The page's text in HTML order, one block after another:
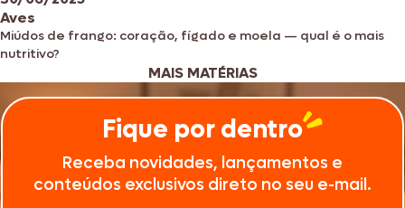
Aves
Miúdos de frango: coração, fígado e moela — qual é o mais
nutritivo?
MAIS MATÉRIAS
Fique por dentro
Receba novidades, lançamentos e
conteúdos exclusivos direto no seu e-mail.